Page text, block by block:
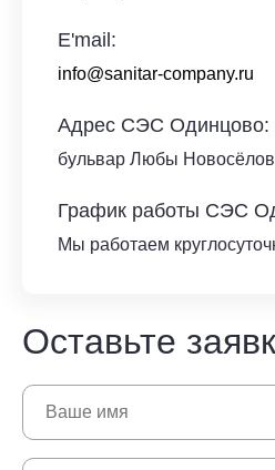
E'mail:
info@sanitar-company.ru
Адрес СЭС Одинцово:
бульвар Любы
График работы СЭС
Мы работаем
Оставьте